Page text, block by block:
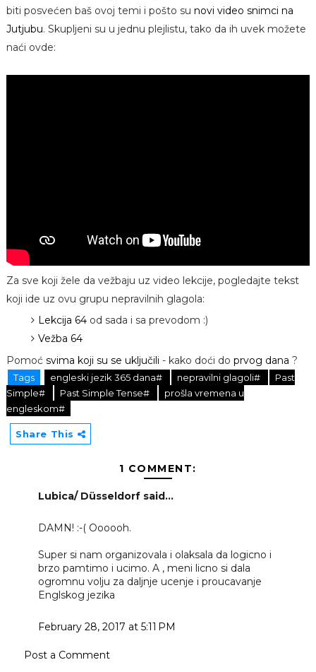
biti posvećen baš ovoj temi i pošto su novi video snimci na
Jutjubu. Skupljeni su u jednu plejlistu, tako da ih uvek možete
naći ovde:
Za sve koji žele da vežbaju uz video lekcije, pogledajte tekst
koji ide uz ovu grupu nepravilnih glagola:
Lekcija 64od sada i sa prevodom :)
Vežba 64
Pomoć svima koji su se uključili - kako doći do prvog dana ?
Tags engleski jezik 365 dana# nepravilni glagoli#
Past
Simple#
Past Simple Tense#
prošla vremena u
engleskom#
Share This
1 COMMENT:
Lubica/ Düsseldorf said...
DAMN! :-( Oooooh.
Super si nam organizovala i olaksala da logicno i
brzo pamtimo i ucimo. A , meni licno si dala
ogromnu volju za daljnje ucenje i proucavanje
Englskog jezika
February 28, 2017 at 5:11 PM
Post a Comment